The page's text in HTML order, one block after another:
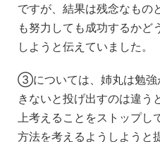
ですが、結果は残念なもの
も努力しても成功するかど
しようと伝えていました。
③については、姉丸は勉強
きないと投げ出すのは違う
上考えることをストップ
方法を考えるようしようと